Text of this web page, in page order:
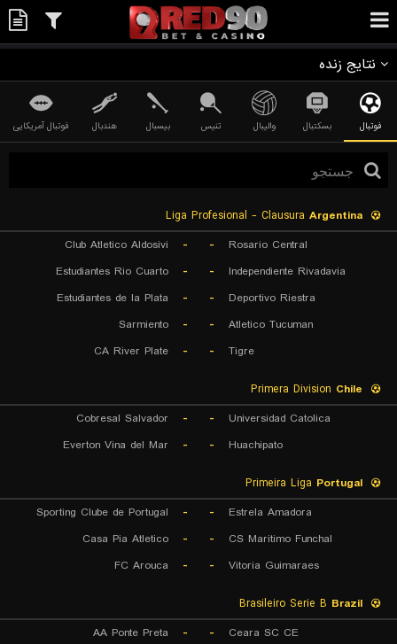
نتایج زنده
فوتبال بسکتبال والیبال تنیس بیسبال هندبال فوتبال آمریکایی
Argentina
Rosario Central
-
-
Club Atletico Aldosivi
Independiente Rivadavia
-
-
Estudiantes Rio Cuarto
Deportivo Riestra
-
-
Estudiantes de la Plata
Atletico Tucuman
-
-
Sarmiento
Tigre
-
-
CA River Plate
Chile
Universidad Catolica
-
-
Cobresal Salvador
Huachipato
-
-
Everton Vina del Mar
Portugal
Estrela Amadora
-
-
Sporting Clube de Portugal
CS Maritimo Funchal
-
-
Casa Pia Atletico
Vitoria Guimaraes
-
-
FC Arouca
Brazil
Ceara SC CE
-
-
AA Ponte Preta